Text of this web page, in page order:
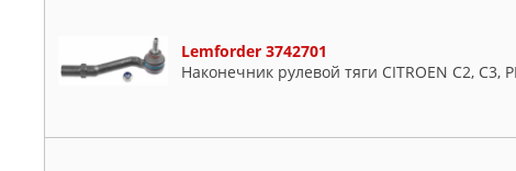
Lemforder 3742701
Наконечник рулевой тяги CITROEN C2, C3,